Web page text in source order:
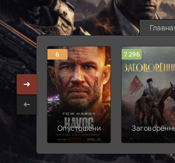
6
Опустошение
7.296